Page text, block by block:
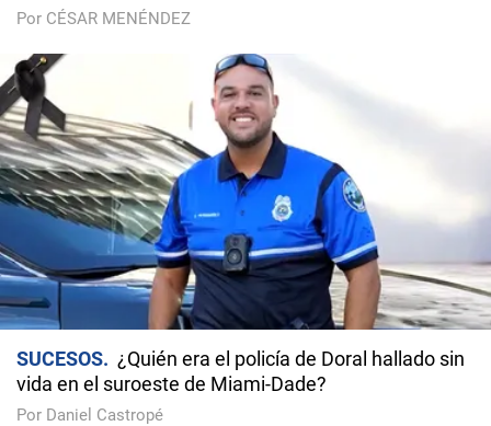
Por CÉSAR MENÉNDEZ
SUCESOS
¿Quién era el policía de Doral hallado sin
vida en el suroeste de Miami-Dade?
Por Daniel Castropé